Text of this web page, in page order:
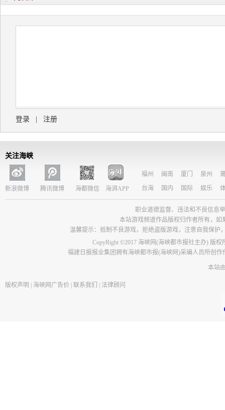
登录 注册
关注海峡
福州 闽南 厦门 泉州
台海
国内 国际 娱乐
新浪微博 腾讯微博 海都微信 海湃APP
职业道德监督、违法和不良信息举
本站游戏频道作品版权归作者所有，
温馨提示：抵制不良游戏，拒绝盗版游戏，注意自我保
CopyRight ©2017 海峡网(海峡都市报社主办) 版
福建日报报业集团拥有海峡都市报(海峡网)采编人员所创
本站
版权声明 海峡网广告价 联系我们 法律顾问